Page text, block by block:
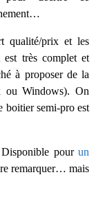
qualité/prix et les
est très complet et
à proposer de la
ou Windows). On
boitier semi-pro est
Disponible pourun
remarquer… mais